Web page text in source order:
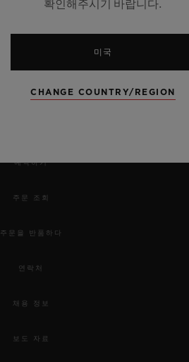
뉴스레터
예약하기
주문 조회
주문을 반품하다
연락처
채용 정보
보도 자료
확인해주시기 바랍니다.
미국
CHANGE COUNTRY/REGION